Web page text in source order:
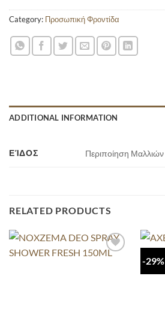
Category: Προσωπική Φροντίδα
ADDITIONAL INFORMATION
ΕΊΔΟΣ Περιποίηση Μαλλιών
RELATED PRODUCTS
-29%